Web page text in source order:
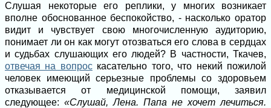
Слушая некоторые его реплики, у многих возникает
вполне обоснованное беспокойство, - насколько оратор
видит и чувствует свою многочисленную аудиторию,
понимает ли он как могут отозваться его слова в сердцах
и судьбах слушающих его людей? В частности, Ткачев,
отвечая на вопроскасательно того, что некий пожилой
человек имеющий серьезные проблемы со здоровьем
отказывается от медицинской помощи, заявил
следующее: «Слушай, Лена. Папа не хочет лечиться.